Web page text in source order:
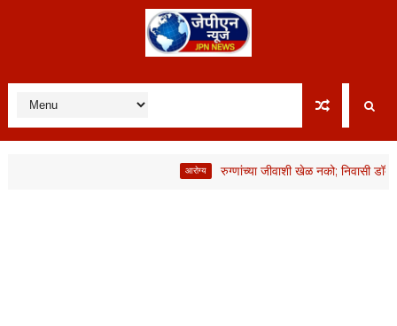
रुग्णांच्या जीवाशी खेळ नको; निवासी